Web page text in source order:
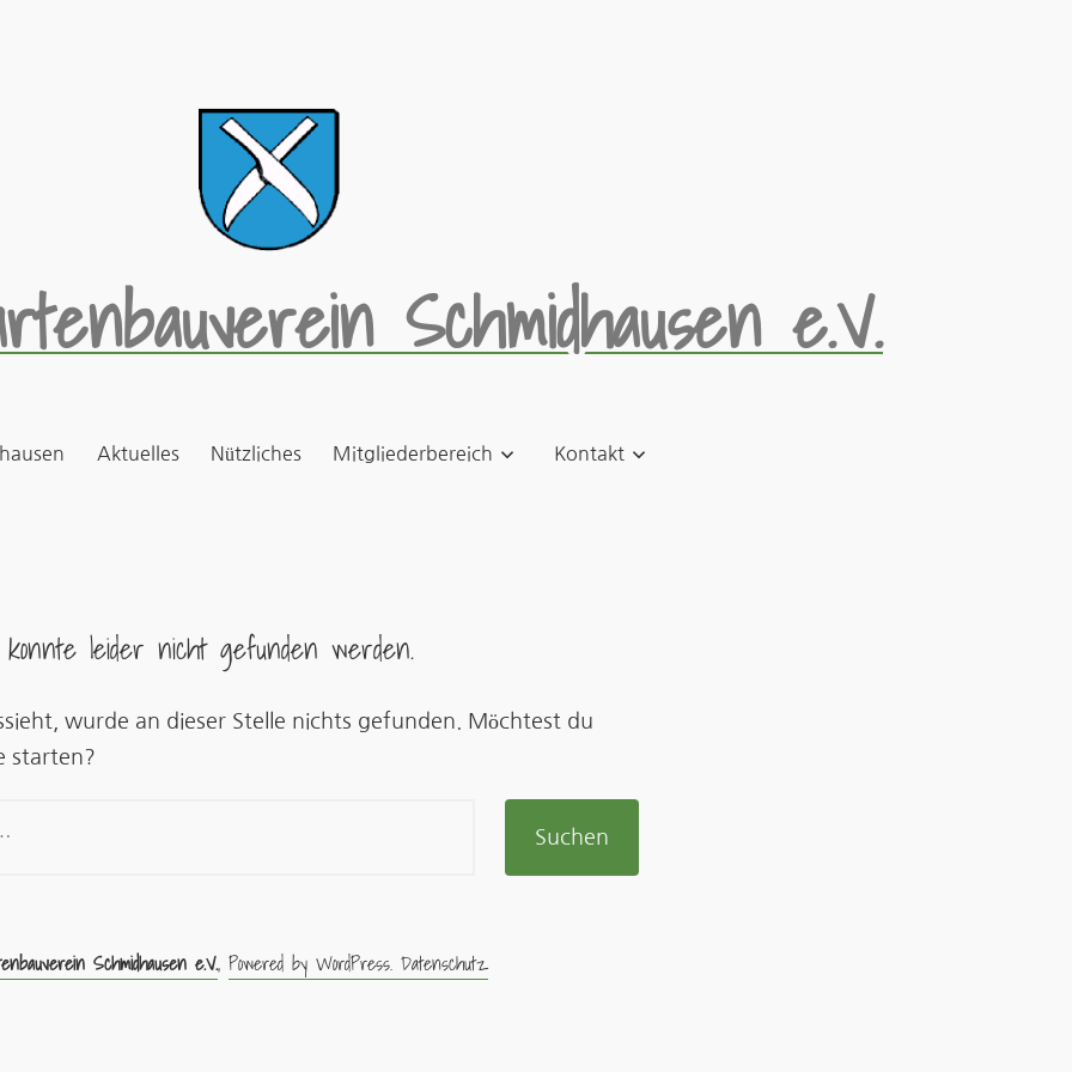
Schmidhausen e.V.
Aktuelles Nützliches Mitgliederbereich Kontakt
leider nicht gefunden werden.
wurde an dieser Stelle nichts gefunden. Möchtest du
starten?
Schmidhausen e.V., Powered by WordPress. Datenschutz